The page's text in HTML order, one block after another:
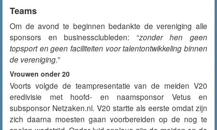
Teams
Om de avond te beginnen bedankte de vereniging alle
sponsors en businessclubleden: “zonder hen geen
topsport en geen faciliteiten voor talentontwikkeling binnen
de vereniging.”
Vrouwen onder 20
Voorts volgde de teampresentatie van de meiden V20
eredivisie met hoofd- en naamsponsor Vetus en
subsponsor Netzaken.nl. V20 startte als eerste omdat zijn
zich daarna moesten gaan voorbereiden op de nog te